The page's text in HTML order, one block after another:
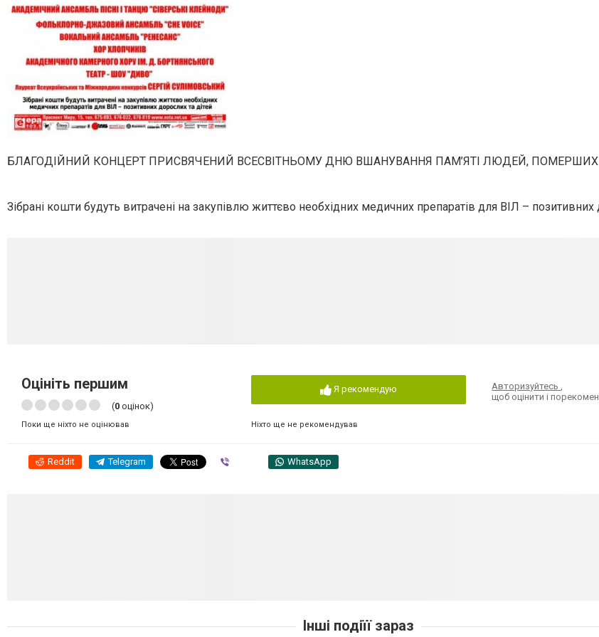
БЛАГОДІЙНИЙ КОНЦЕРТ ПРИСВЯЧЕНИЙ ВСЕСВІТНЬОМУ ДНЮ ВШАНУВАННЯ ПАМ’ЯТІ ЛЮДЕЙ, ПОМЕРШИХ
Зібрані кошти будуть витрачені на закупівлю життєво необхідних медичних препаратів для ВІЛ – позитивних
Оцініть першим
(0 оцінок)
Поки ще ніхто не оцінював
Я рекомендую
Ніхто ще не рекомендував
Авторизуйтесь,
щоб оцінити і
Reddit Telegram WhatsApp
Інші подіїї зараз